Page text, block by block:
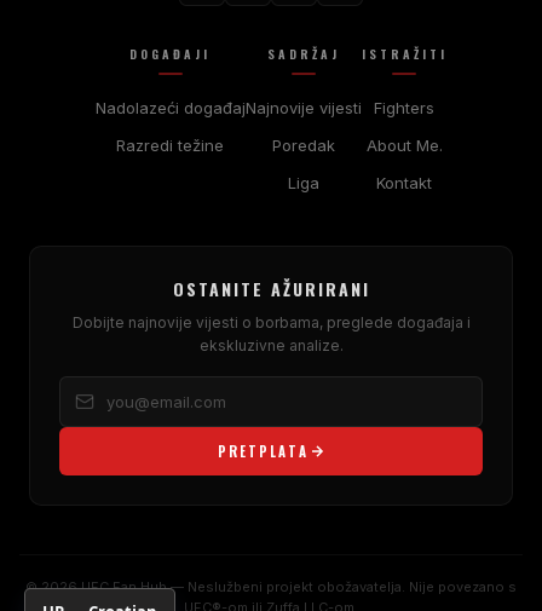
DOGAĐAJI
Nadolazeći događaj
Razredi težine
SADRŽAJ
Najnovije vijesti
Poredak
Liga
ISTRAŽITI
Fighters
About Me.
Kontakt
OSTANITE AŽURIRANI
Dobijte najnovije vijesti o borbama, preglede događaja i
ekskluzivne analize.
PRETPLATA
© 2026 UFC Fan Hub — Neslužbeni projekt obožavatelja. Nije povezano s
UFC®-om ili Zuffa LLC-om.